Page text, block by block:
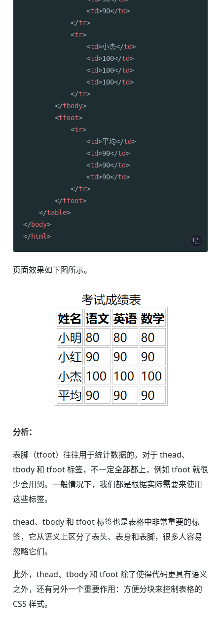
<td>90</td>
</tr>
<tr>
<td>小杰</td>
<td>100</td>
<td>100</td>
<td>100</td>
</tr>
</tbody>
<tfoot>
<tr>
<td>平均</td>
<td>90</td>
<td>90</td>
<td>90</td>
</tr>
</tfoot>
</table>
</body>
</html>
页面效果如下图所示。
分析：
表脚（tfoot）往往用于统计数据的。对于 thead、
tbody 和 tfoot 标签，不一定全部都上，例如 tfoot 就很
少会用到。一般情况下，我们都是根据实际需要来使用
这些标签。
thead、tbody 和 tfoot 标签也是表格中非常重要的标
签，它从语义上区分了表头、表身和表脚，很多人容易
忽略它们。
此外，thead、tbody 和 tfoot 除了使得代码更具有语义
之外，还有另外一个重要作用：方便分块来控制表格的
CSS 样式。